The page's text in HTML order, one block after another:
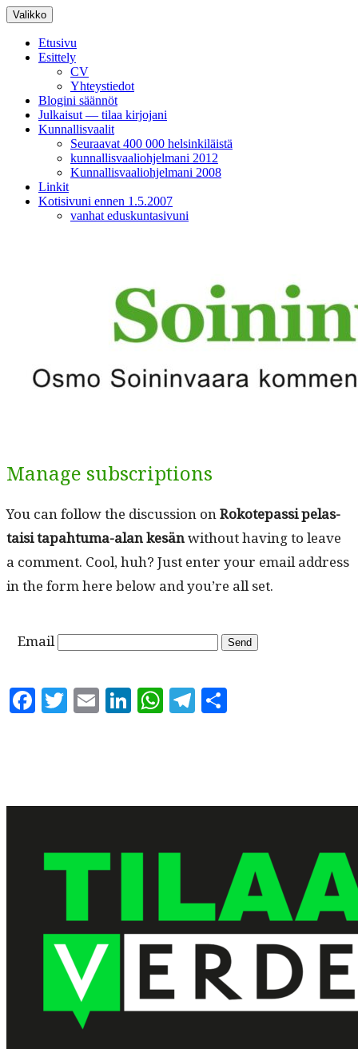
Siirry
sisältöön
Valikko
Etusivu
Esittely
CV
Yhteystiedot
Blogini säännöt
Julkaisut — tilaa kirjojani
Kunnallisvaalit
Seuraavat 400 000 helsinkiläistä
kunnallisvaaliohjelmani 2012
Kunnallisvaaliohjelmani 2008
Linkit
Kotisivuni ennen 1.5.2007
vanhat eduskuntasivuni
Manage subscriptions
You can fol­low the dis­cus­sion onRokotepas­si pelas­
taisi tapah­tu­ma-alan kesänwith­out hav­ing to leave
a com­ment. Cool, huh? Just enter your email address
in the form here below and you’re all set.
Email
Facebook
Twitter
EmailLinkedIn
WhatsApp
Telegram